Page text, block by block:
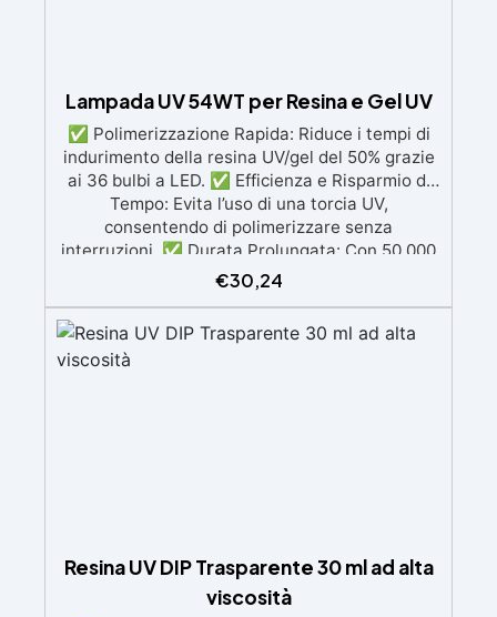
Lampada UV 54WT per Resina e Gel UV
✅ Polimerizzazione Rapida: Riduce i tempi di
indurimento della resina UV/gel del 50% grazie
ai 36 bulbi a LED. ✅ Efficienza e Risparmio di
Tempo: Evita l’uso di una torcia UV,
consentendo di polimerizzare senza
interruzioni. ✅ Durata Prolungata: Con 50.000
ore di durata, ideale per uso professionale e
fai-da-te. ✅ Sensori Automatici e Timer
automaticamente per una maggiore comodità.
✅ Compatibilità Universale: Funziona con gel e
€30,24
Resina UV DIP Trasparente 30 ml ad alta
viscosità